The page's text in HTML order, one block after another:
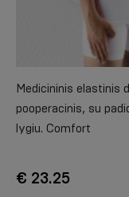
Medicininis elastinis
pooperacinis, su
lygiu. Comfort
€ 23.25